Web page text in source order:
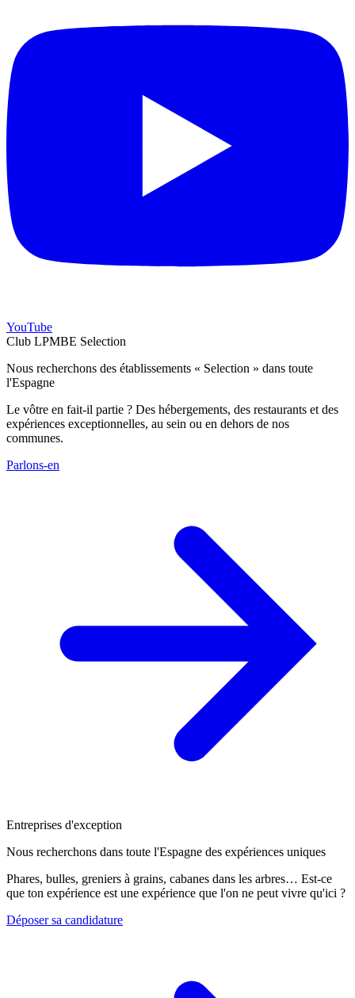
YouTube
Club LPMBE Selection
Nous recherchons des établissements « Selection » dans toute
l'Espagne
Le vôtre en fait-il partie ? Des hébergements, des restaurants et des
expériences exceptionnelles, au sein ou en dehors de nos
communes.
Parlons-en
Entreprises d'exception
Nous recherchons dans toute l'Espagne des expériences uniques
Phares, bulles, greniers à grains, cabanes dans les arbres… Est-ce
que ton expérience est une expérience que l'on ne peut vivre qu'ici ?
Déposer sa candidature